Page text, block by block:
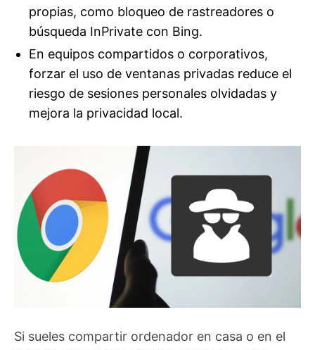
propias, como bloqueo de rastreadores o
búsqueda InPrivate con Bing.
En equipos compartidos o corporativos,
forzar el uso de ventanas privadas reduce el
riesgo de sesiones personales olvidadas y
mejora la privacidad local.
Si sueles compartir ordenador en casa o en el